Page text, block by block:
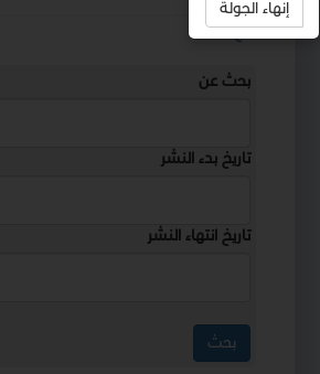
استمع
بحث عن
تاريخ بدء النشر
تاريخ انتهاء النشر
إنهاء الجولة